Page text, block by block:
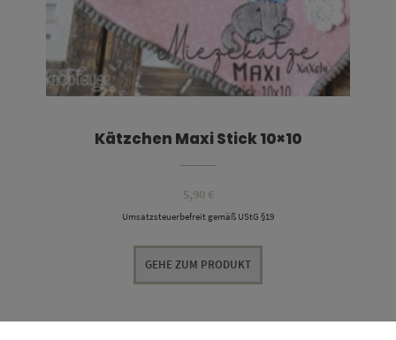
Kätzchen Maxi Stick 10×10
5,90 €
Umsatzsteuerbefreit gemäß UStG §19
GEHE ZUM PRODUKT